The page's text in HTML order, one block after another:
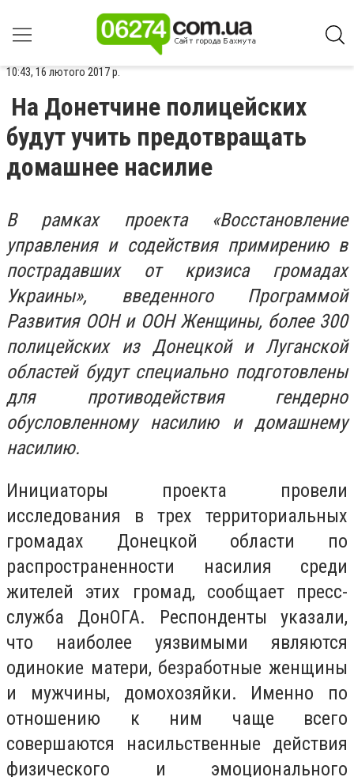
10:43, 16 лютого 2017 р.
На Донетчине полицейских
будут учить предотвращать
домашнее насилие
В рамках проекта «Восстановление
управления и содействия примирению в
пострадавших от кризиса громадах
Украины», введенного Программой
Развития ООН и ООН Женщины, более 300
полицейских из Донецкой и Луганской
областей будут специально подготовлены
для противодействия гендерно
обусловленному насилию и домашнему
насилию.
Инициаторы проекта провели
исследования в трех территориальных
громадах Донецкой области по
распространенности насилия среди
жителей этих громад, сообщает пресс-
служба ДонОГА. Респонденты указали,
что наиболее уязвимыми являются
одинокие матери, безработные женщины
и мужчины, домохозяйки. Именно по
отношению к ним чаще всего
совершаются насильственные действия
физического и эмоционального